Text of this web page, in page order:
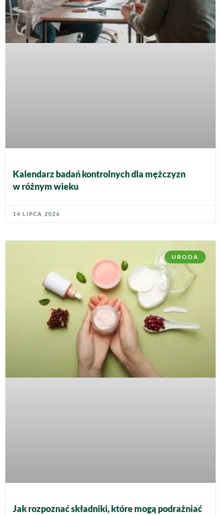
Kalendarz badań kontrolnych dla mężczyzn
w różnym wieku
14 LIPCA 2026
URODA
Jak rozpoznać składniki, które mogą podrażniać